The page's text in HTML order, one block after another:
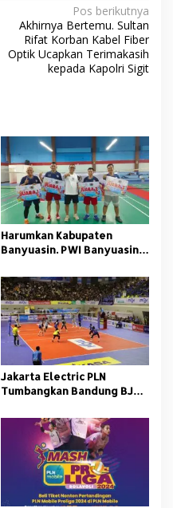
Pos berikutnya
Akhirnya Bertemu. Sultan
Rifat Korban Kabel Fiber
Optik Ucapkan Terimakasih
kepada Kapolri Sigit
Harumkan Kabupaten
Banyuasin. PWI Banyuasin
Kalimantan Selatan
Jakarta Electric PLN
Tumbangkan Bandung BJB